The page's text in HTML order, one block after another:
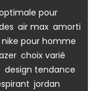
pour
air max amorti
pour homme
choix varié
design tendance
jordan